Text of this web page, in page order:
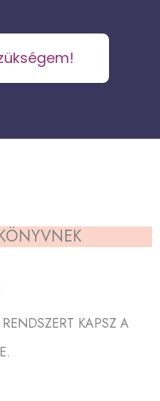
KAPSZ A